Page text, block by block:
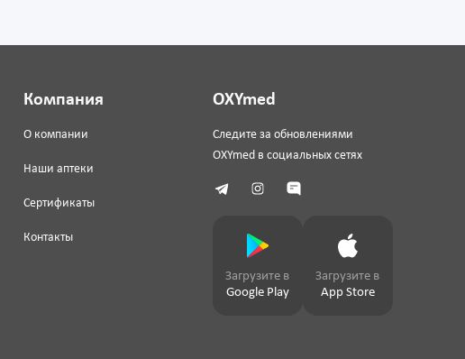
Компания
О компании
Наши аптеки
Сертификаты
Контакты
OXYmed
Следите за обновлениями
OXYmed в социальных сетях
Загрузите в
Google Play
Загрузите в
App Store